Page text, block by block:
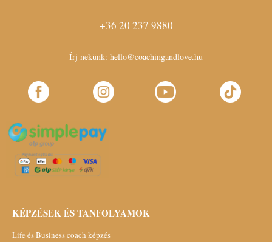
+36 20 237 9880
Írj nekünk: hello@coachingandlove.hu
KÉPZÉSEK ÉS TANFOLYAMOK
Life és Business coach képzés